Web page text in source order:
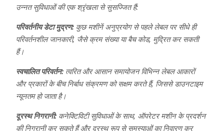
उन्नत सुविधाओं की एक श्रृंखला से सुसज्जित हैं:
परिवर्तनीय डेटा मुद्रण:कुछ मशीनें अनुप्रयोग से पहले लेबल पर सीधे ही
परिवर्तनशील जानकारी, जैसे क्रम संख्या या बैच कोड, मुद्रित कर सकती
हैं।
स्वचालित परिवर्तन:त्वरित और आसान समायोजन विभिन्न लेबल आकारों
और प्रकारों के बीच निर्बाध संक्रमण को सक्षम करते हैं, जिससे डाउनटाइम
न्यूनतम हो जाता है।
दूरस्थ निगरानी:कनेक्टिविटी सुविधाओं के साथ, ऑपरेटर मशीन के प्रदर्शन
की निगरानी कर सकते हैं और दूरस्थ रूप से समस्याओं का निवारण कर